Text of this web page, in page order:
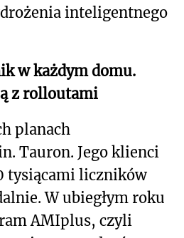
inteligentnego
w każdym domu.
z rolloutami
planach
Tauron. Jego klienci
tysiącami liczników
W ubiegłym roku
AMIplus, czyli